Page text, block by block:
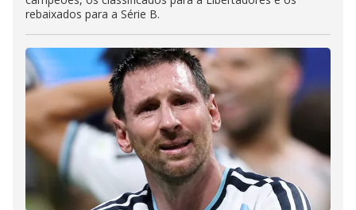
rebaixados para a Série B.